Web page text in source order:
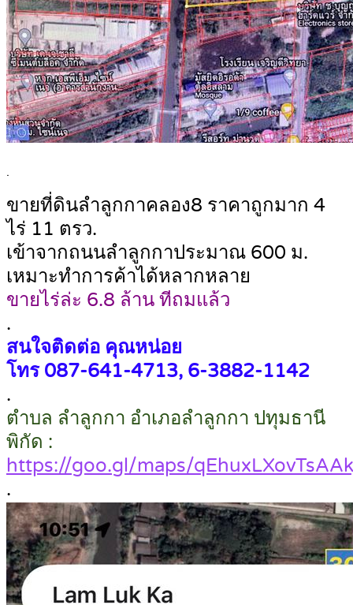
.
ขายที่ดินลำลูกกาคลอง8 ราคาถูกมาก 4
ไร่ 11 ตรว.
เข้าจากถนนลำลูกกาประมาณ 600 ม.
เหมาะทำการค้าได้หลากหลาย
ขายไร่ล่ะ 6.8 ล้าน ทีถมแล้ว
.
สนใจติดต่อ คุณหน่อย
โทร 087-641-4713, 6-3882-1142
.
ตำบล ลำลูกกา อำเภอลำลูกกา ปทุมธานี
พิกัด :
https://goo.gl/maps/
.